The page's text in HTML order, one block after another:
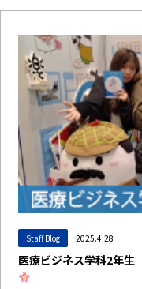
Staff Blog 2025.4.28
医療ビジネス学科2年